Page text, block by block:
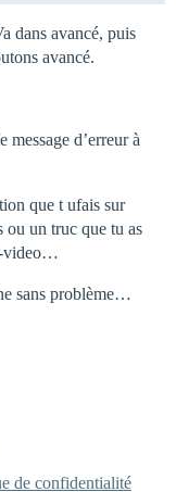
dans avancé, puis
avancé.
d’erreur à
que t ufais sur
ou un truc que tu as
video…
sans problème…
de confidentialité